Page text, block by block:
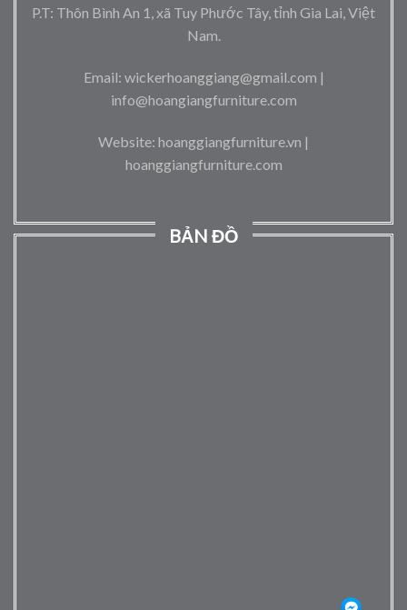
P.T: Thôn Bình An 1, xã Tuy Phước Tây, tỉnh Gia Lai, Việt
Nam.
Email: wickerhoanggiang@gmail.com |
info@hoangiangfurniture.com
Website: hoanggiangfurniture.vn |
hoanggiangfurniture.com
BẢN ĐỒ